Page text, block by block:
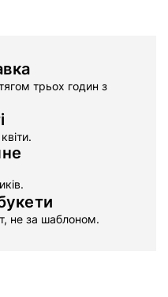
трьох годин з
не за шаблоном.